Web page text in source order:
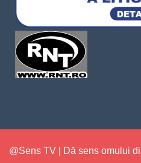
@Sens TV | Dă sens omului